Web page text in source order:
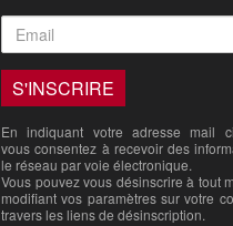
En indiquant votre adresse mail
vous consentez à recevoir des
le réseau par voie électronique.
Vous pouvez vous désinscrire à tout
modifiant vos paramètres sur votre
travers les liens de désinscription.